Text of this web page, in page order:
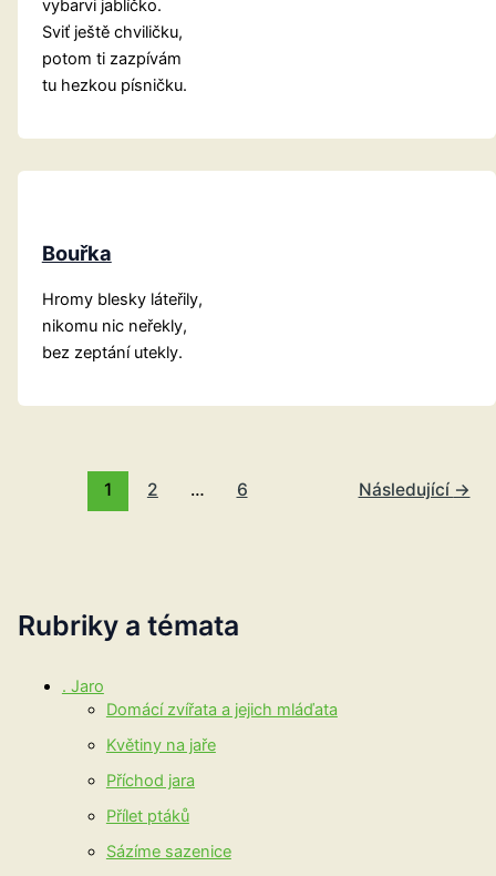
Rubriky a témata
. Jaro
Domácí zvířata a jejich mláďata
Květiny na jaře
Příchod jara
Přílet ptáků
Sázíme sazenice
vybarvi jablíčko.
Sviť ještě chviličku,
potom ti zazpívám
tu hezkou písničku.
Bouřka
Hromy blesky láteřily,
nikomu nic neřekly,
bez zeptání utekly.
1 2 … 6 Následující →